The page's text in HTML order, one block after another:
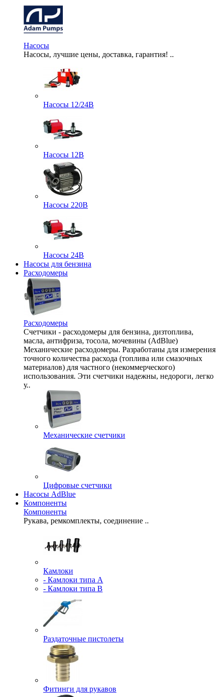
Насосы
Насосы, лучшие цены, доставка, гарантия! ..
Насосы 12/24В
Насосы 12В
Насосы 220В
Насосы 24В
Насосы для бензина
Расходомеры
Расходомеры
Счетчики - расходомеры для бензина, дизтоплива,
масла, антифриза, тосола, мочевины (AdBlue)
Механические расходомеры. Разработаны для измерения
точного количества расхода (топлива или смазочных
материалов) для частного (некоммерческого)
использования. Эти счетчики надежны, недороги, легко
у..
Механические счетчики
Цифровые счетчики
Насосы AdBlue
Компоненты
Компоненты
Pукава, ремкомплекты, соединение ..
Камлоки
- Камлоки типа A
- Камлоки типа B
Раздаточные пистолеты
Фитинги для рукавов